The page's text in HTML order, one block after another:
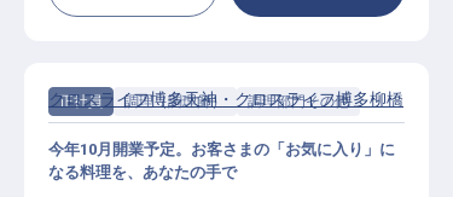
正社員 調理（調理師） 調理部門その他
クロスライフ博多天神・クロスライフ博多柳橋
今年10月開業予定。お客さまの「お気に入り」に
なる料理を、あなたの手で